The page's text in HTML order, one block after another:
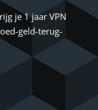
je 1 jaar VPN
geld-terug-